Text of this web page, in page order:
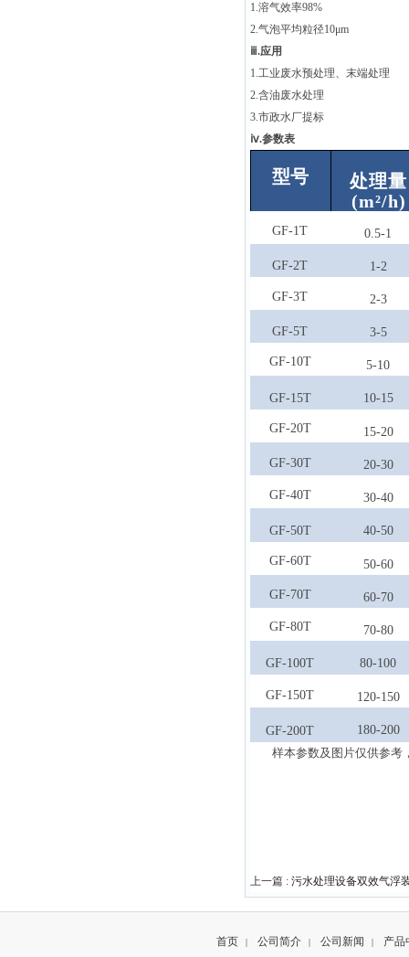
1.溶气效率98%
2.气泡平均粒径10μm
ⅲ.应用
1.工业废水预处理、末端处理
2.含油废水处理
3.市政水厂提标
ⅳ.参数表
型号
处理量
(m²/h)
GF-1T 0.5-1
GF-2T 1-2
GF-3T 2-3
GF-5T 3-5
GF-10T 5-10
GF-15T 10-15
GF-20T 15-20
GF-30T 20-30
GF-40T 30-40
GF-50T 40-50
GF-60T 50-60
GF-70T 60-70
GF-80T 70-80
GF-100T 80-100
GF-150T 120-150
GF-200T
180-200
样本参数及图片仅供参考
上一篇 : 污水处理设备双效气浮
首页 | 公司简介 | 公司新闻 | 产品